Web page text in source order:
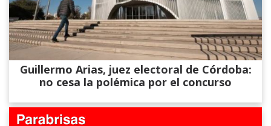
Guillermo Arias, juez electoral de Córdoba:
no cesa la polémica por el concurso